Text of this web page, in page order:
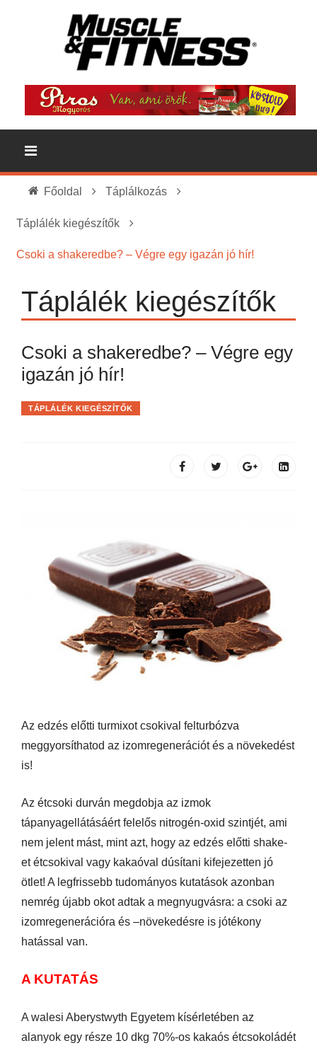
Főoldal Táplálkozás
Táplálék kiegészítők
Csoki a shakeredbe? – Végre egy igazán jó hír!
Táplálék kiegészítők
Csoki a shakeredbe? – Végre egy
igazán jó hír!
TÁPLÁLÉK KIEGÉSZÍTŐK
Az edzés előtti turmixot csokival felturbózva
meggyorsíthatod az izomregenerációt és a növekedést
is!
Az étcsoki durván megdobja az izmok
tápanyagellátásáért felelős nitrogén-oxid szintjét, ami
nem jelent mást, mint azt, hogy az edzés előtti shake-
et étcsokival vagy kakaóval dúsítani kifejezetten jó
ötlet! A legfrissebb tudományos kutatások azonban
nemrég újabb okot adtak a megnyugvásra: a csoki az
izomregenerációra és –növekedésre is jótékony
hatással van.
A KUTATÁS
A walesi Aberystwyth Egyetem kísérletében az
alanyok egy része 10 dkg 70%-os kakaós étcsokoládét